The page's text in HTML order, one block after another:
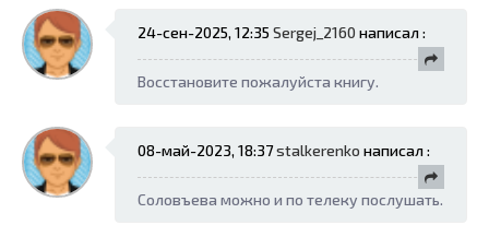
24-сен-2025, 12:35 Sergej_2160 написал :
Восстановите пожалуйста книгу.
08-май-2023, 18:37stalkerenko написал :
Соловъева можно и по телеку послушать.